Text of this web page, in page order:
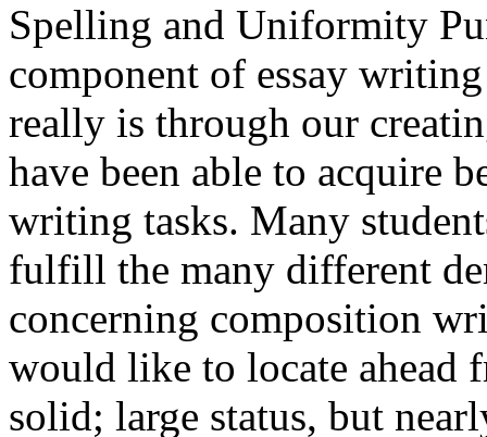
Spelling and Uniformity
component of essay
really is through our
have been able to acquire
writing tasks. Many
fulfill the many different
concerning composition
would like to locate ahead
solid; large status, but